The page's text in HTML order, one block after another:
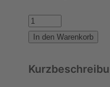
R
e
D
In den Warenkorb